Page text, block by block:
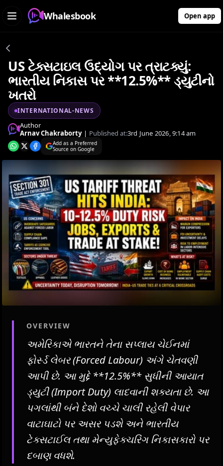
Whalesbook Open app
US ટેક્સટાઇલ ઉદ્યોગ પર ત્રાટક્યું:
ભારતીય નિકાસ પર **12.5%** ડ્યુટીનો
ખતરો
INTERNATIONAL-NEWS
Author
Arnav Chakraborty | Published at:3rd June 2026, 9:14 am
Add as a Preferred
Source on Google
OVERVIEW
અમેરિકાએ ભારતને તેના સપ્લાય ચેઈનમાં
ફોર્સ્ડ લેબર (Forced Labour) અંગે ચેતવણી
આપી છે. આ મુદ્દે **12.5%** સુધીની આયાત
ડ્યુટી (Import Duty) લાદવાની શક્યતા છે. આ
પગલાંથી બંને દેશો વચ્ચે ચાલી રહેલી વેપાર
વાટાઘાટો પર અસર પડશે અને ભારતીય
ટેક્સટાઈલ તથા મેન્યુફેક્ચરિંગ નિકાસકારો પર
દબાણ વધશે.